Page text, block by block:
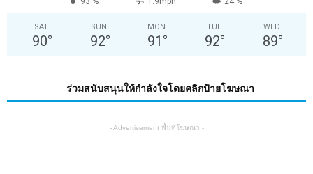
SAT
90°
SUN
92°
MON
91 °
TUE
92°
WED
89°
ร่วมสนับสนุนให้กำลังใจโดยคลิกป้ายโฆษณา
- Advertisement พื้นที่โฆษณา -